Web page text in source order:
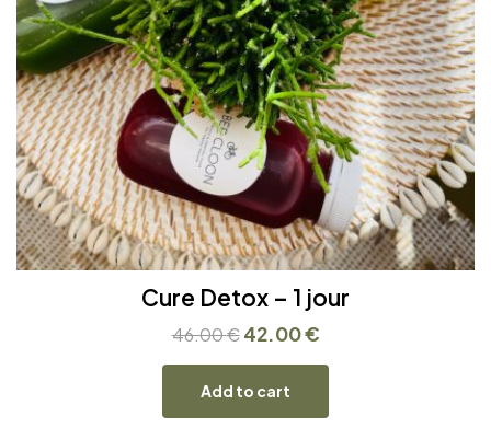
Cure Detox – 1 jour
46.00€ 42.00€
Add to cart